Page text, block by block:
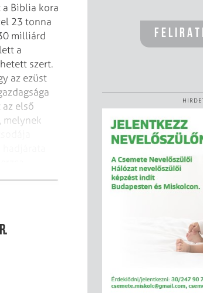
Biblia kora
23 tonna
milliárd
a
szert.
az ezüst
első
melynek